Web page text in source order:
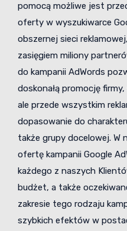
pomocą możliwe jest
oferty w wyszukiwarce
obszernej sieci
zasięgiem miliony
do kampanii AdWords
doskonałą promocję
ale przede wszystkim
dopasowanie do
także grupy docelowej. W
ofertę kampanii Google
każdego z naszych
budżet, a także
zakresie tego rodzaju
szybkich efektów w